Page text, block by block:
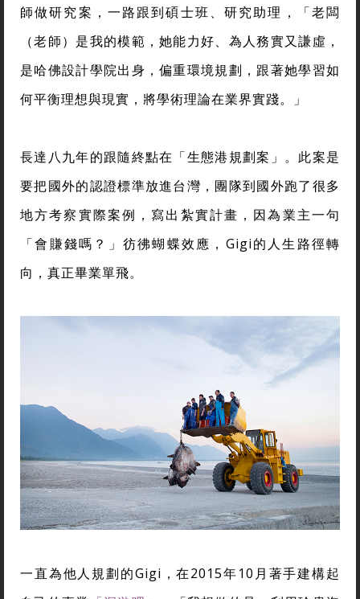
師做研究案，一路跟到碩士班、研究助理，「老闆
（老師）是我的模範，她能力好、為人務實又謙虛，
是哈佛設計學院出身，偏重環境規劃，跟著她學習如
何平衡理想與現實，將學術理論在業界實踐。」
長達八九年的跟隨終點在「生態港規劃案」。此案是
要把國外的認證標準放進台灣，團隊到國外跑了很多
地方考察實際案例，寫出紮實計畫，因為業主一句
「會賺錢嗎？」彷彿蝴蝶效應，Gigi的人生路徑轉
向，真正畢業單飛。
一直為他人規劃的Gigi，在2015年10月著手建構起